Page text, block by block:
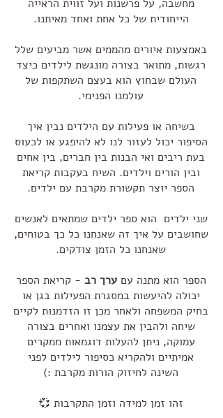
מחשבה, על פרשנות ועל זווית הראייה
הייחודית של כל אחת ואחד מאיתנו.
באמצעות איורים מהממים אשר מביעים שלל
רגשות, מתואר בצורה מונגשת לילדים כיצד
העולם שבחוץ הוא בעצם השתקפות של
עולמנו הפנימי.
בשיחה או פעילות עם הילדים נבין איך
הסיפור יכול לעזור לנו לא להיפגע או לכעוס
בעת ריבים ואי הבנות בין חברים, בין אחים
ובין הורים וילדים. השיח בעקבות קריאת
הספר יוצר תקשורת מקרבת עם ילדים.
שני ילדים הוא ספר ילדים שמתאים לאנשים
שחושבים על איך זה שאנחנו כל כך בטוחים,
שאנחנו כל הזמן צודקים.
הספר הוא מתנה עםערך רב - קריאת הספר
יכולה להיעשות במסגרת הפעילות בגן או
בחיק המשפחה ולאחר מכן זו הזדמנות לקיים
שיחה ולהבין את עצמנו ואחרים בצורה
עמוקה, ניתן להעלות דוגמאות ממקרים
אמיתיים ולהקריא כסיפור לילדים לפני
השינה לחיזוק הורות מקרבת :)
זהו זמן למידה וזמן התקרבות 💞